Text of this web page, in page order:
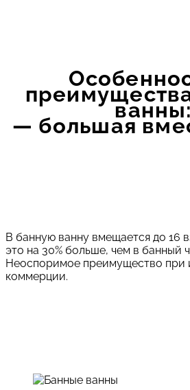
— большая
В банную ванну вмещается до 16
это на 30% больше, чем в банный
Неоспоримое преимущество при
коммерции.